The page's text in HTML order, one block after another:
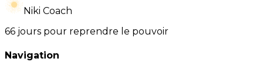
Niki Coach
66 jours pour reprendre le pouvoir
Navigation